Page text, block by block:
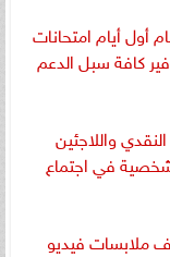
أول أيام امتحانات
كافة سبل الدعم
واللاجئين
في اجتماع
ملابسات فيديو